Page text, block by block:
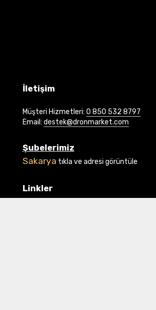
İletişim
Müşteri Hizmetleri: 0 850 532 8797
Email: destek@dronmarket.com
Şubelerimiz
Sakarya tıkla ve adresi görüntüle
Linkler